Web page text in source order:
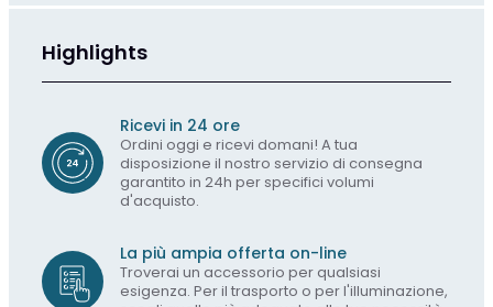
Highlights
Ricevi in 24 ore
Ordini oggi e ricevi domani! A tua
disposizione il nostro servizio di consegna
garantito in 24h per specifici volumi
d'acquisto.
La più ampia offerta on-line
Troverai un accessorio per qualsiasi
esigenza. Per il trasporto o per l'illuminazione,